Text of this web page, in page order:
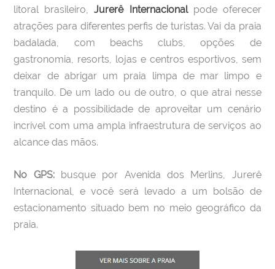
litoral brasileiro,Jurerê Internacionalpode oferecer
atrações para diferentes perfis de turistas. Vai da praia
badalada, com beachs clubs, opções de
gastronomia, resorts, lojas e centros esportivos, sem
deixar de abrigar um praia limpa de mar limpo e
tranquilo. De um lado ou de outro, o que atrai nesse
destino é a possibilidade de aproveitar um cenário
incrível com uma ampla infraestrutura de serviços ao
alcance das mãos.
No GPS: busque por Avenida dos Merlins, Jurerê
Internacional, e você será levado a um bolsão de
estacionamento situado bem no meio geográfico da
praia.